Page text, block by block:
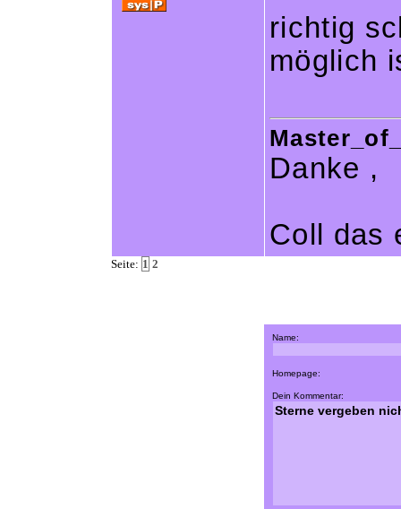
richtig
möglich
Danke ,
Coll das
Seite: 1 2
Name:
Homepage:
Dein Kommentar: